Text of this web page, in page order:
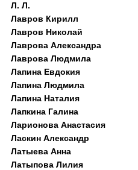
Л. Л.
Лавров Кирилл
Лавров Николай
Лаврова Александра
Лаврова Людмила
Лапина Евдокия
Лапина Людмила
Лапина Наталия
Лапкина Галина
Ларионова Анастасия
Ласкин Александр
Латыева Анна
Латыпова Лилия